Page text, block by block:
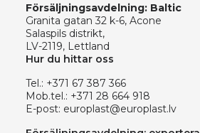
Försäljningsavdelning: Baltic
Granita gatan 32 k-6, Acone
Salaspils distrikt,
LV-2119, Lettland
Hur du hittar oss
Tel.: +371 67 387 366
Mob.tel.: +371 28 664 918
E-post: europlast@europlast.lv